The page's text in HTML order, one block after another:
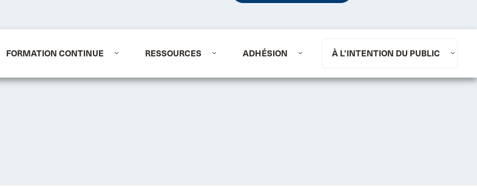
FORMATION CONTINUE RESSOURCES ADHÉSION À L’INTENTION DU PUBLIC